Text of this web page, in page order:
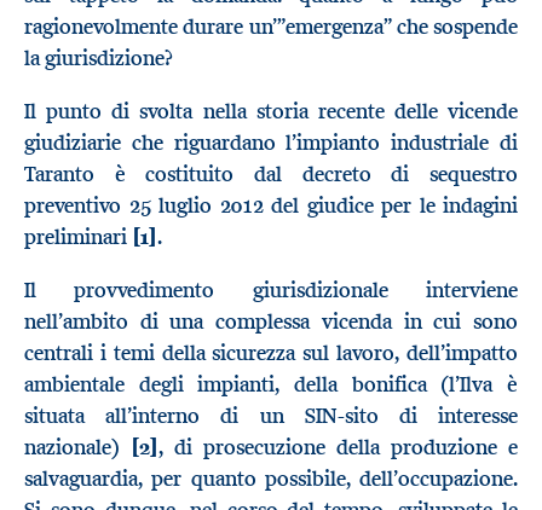
ragionevolmente durare un’”emergenza” che sospende
la giurisdizione?
Il punto di svolta nella storia recente delle vicende
giudiziarie che riguardano l’impianto industriale di
Taranto è costituito dal decreto di sequestro
preventivo 25 luglio 2012 del giudice per le indagini
preliminari [1].
Il provvedimento giurisdizionale interviene
nell’ambito di una complessa vicenda in cui sono
centrali i temi della sicurezza sul lavoro, dell’impatto
ambientale degli impianti, della bonifica (l’Ilva è
situata all’interno di un SIN-sito di interesse
nazionale) [2], di prosecuzione della produzione e
salvaguardia, per quanto possibile, dell’occupazione.